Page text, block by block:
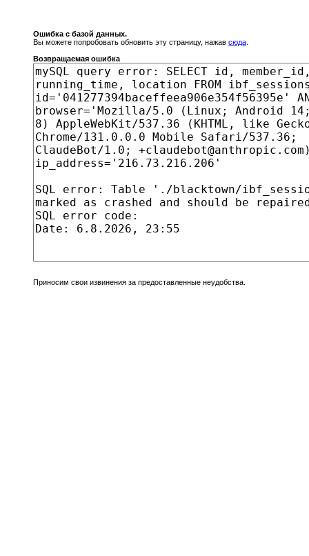
Ошибка с базой данных.
Вы можете попробовать обновить эту страницу, нажав сюда
Возвращаемая ошибка
Приносим свои извинения за предоставленные неудобства.